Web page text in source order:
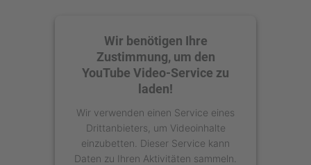
Wir benötigen Ihre
Zustimmung, um den
YouTube Video-Service zu
laden!
Wir verwenden einen Service eines
Drittanbieters, um Videoinhalte
einzubetten. Dieser Service kann
Daten zu Ihren Aktivitäten sammeln.